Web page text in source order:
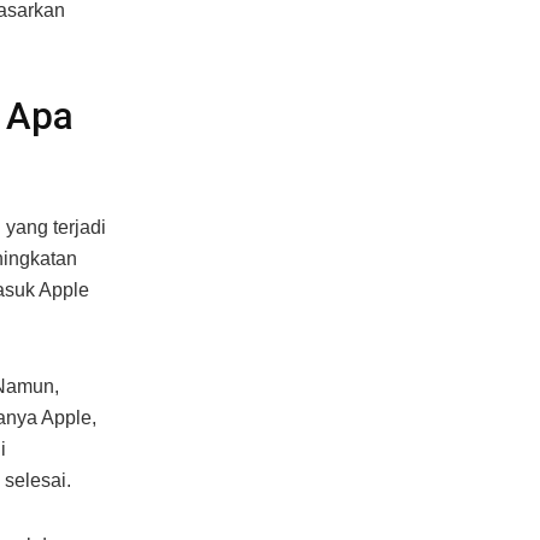
terjadi
Apple
Apple,